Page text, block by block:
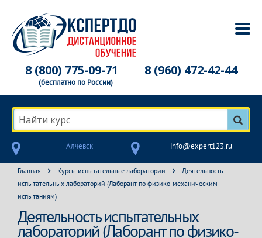
8 (800) 775-09-71
(бесплатно по России)
8 (960) 472-42-44
Найти курс
Алчевск info@expert123.ru
Главная Курсы испытательные лаборатории
Деятельность
испытательных лабораторий (Лаборант по физико-механическим
испытаниям)
Деятельность испытательных
лабораторий (Лаборант по физико-